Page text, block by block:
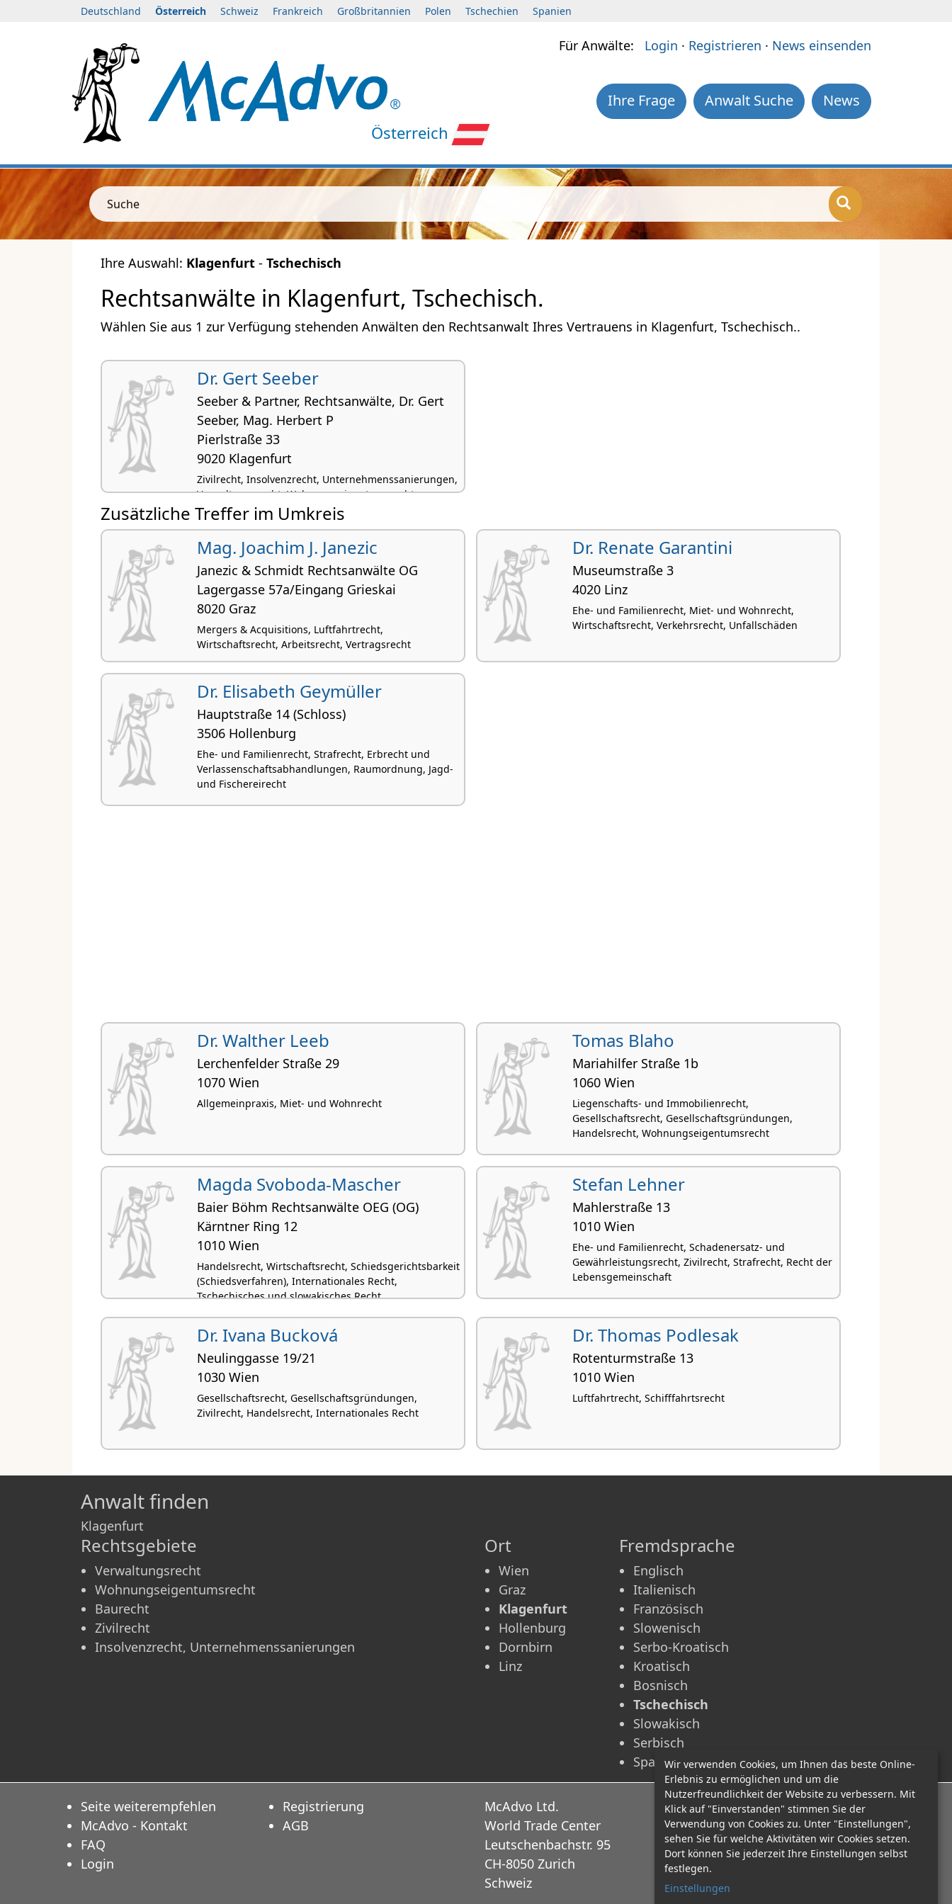
Deutschland Österreich Schweiz Frankreich Großbritannien Polen Tschechien Spanien
Österreich
Für Anwälte: Login · Registrieren · News einsenden
News
Anwalt Suche
Ihre Frage
Suche
Ihre Auswahl: Klagenfurt - Tschechisch
Rechtsanwälte in Klagenfurt, Tschechisch.
Wählen Sie aus 1 zur Verfügung stehenden Anwälten den Rechtsanwalt Ihres Vertrauens in Klagenfurt, Tschechisch..
Dr. Gert Seeber
Seeber & Partner, Rechtsanwälte, Dr. Gert
Seeber, Mag. Herbert P
Pierlstraße 33
9020 Klagenfurt
Zivilrecht, Insolvenzrecht, Unternehmenssanierungen,
Verwaltungsrecht, Wohnungseigentumsrecht
Zusätzliche Treffer im Umkreis
Mag. Joachim J. Janezic
Janezic & Schmidt Rechtsanwälte OG
Lagergasse 57a/Eingang Grieskai
8020 Graz
Mergers & Acquisitions, Luftfahrtrecht,
Wirtschaftsrecht, Arbeitsrecht, Vertragsrecht
Dr. Renate Garantini
Museumstraße 3
4020 Linz
Ehe- und Familienrecht, Miet- und Wohnrecht,
Wirtschaftsrecht, Verkehrsrecht, Unfallschäden
Dr. Elisabeth Geymüller
Hauptstraße 14 (Schloss)
3506 Hollenburg
Ehe- und Familienrecht, Strafrecht, Erbrecht und
Verlassenschaftsabhandlungen, Raumordnung, Jagd-
und Fischereirecht
Dr. Walther Leeb
Lerchenfelder Straße 29
1070 Wien
Allgemeinpraxis, Miet- und Wohnrecht
Tomas Blaho
Mariahilfer Straße 1b
1060 Wien
Liegenschafts- und Immobilienrecht,
Gesellschaftsrecht, Gesellschaftsgründungen,
Handelsrecht, Wohnungseigentumsrecht
Magda Svoboda-Mascher
Baier Böhm Rechtsanwälte OEG (OG)
Kärntner Ring 12
1010 Wien
Handelsrecht, Wirtschaftsrecht, Schiedsgerichtsbarkeit
(Schiedsverfahren), Internationales Recht,
Tschechisches und slowakisches Recht
Stefan Lehner
Mahlerstraße 13
1010 Wien
Ehe- und Familienrecht, Schadenersatz- und
Gewährleistungsrecht, Zivilrecht, Strafrecht, Recht der
Lebensgemeinschaft
Dr. Ivana Bucková
Neulinggasse 19/21
1030 Wien
Gesellschaftsrecht, Gesellschaftsgründungen,
Zivilrecht, Handelsrecht, Internationales Recht
Dr. Thomas Podlesak
Rotenturmstraße 13
1010 Wien
Luftfahrtrecht, Schifffahrtsrecht
Anwalt finden
Klagenfurt
Rechtsgebiete
Verwaltungsrecht
Wohnungseigentumsrecht
Baurecht
Zivilrecht
Insolvenzrecht, Unternehmenssanierungen
Ort
Wien
Graz
Klagenfurt
Hollenburg
Dornbirn
Linz
Fremdsprache
Englisch
Italienisch
Französisch
Slowenisch
Serbo-Kroatisch
Kroatisch
Bosnisch
Tschechisch
Slowakisch
Serbisch
Spanisch
Seite weiterempfehlen
McAdvo - Kontakt
FAQ
Login
Registrierung
AGB
McAdvo Ltd.
World Trade Center
Leutschenbachstr. 95
CH-8050 Zurich
Schweiz
E-Mail: office@mcadvo.com
Wir verwenden Cookies, um Ihnen das beste Online-
Erlebnis zu ermöglichen und um die
Nutzerfreundlichkeit der Website zu verbessern. Mit
Klick auf "Einverstanden" stimmen Sie der
Verwendung von Cookies zu. Unter "Einstellungen",
sehen Sie für welche Aktivitäten wir Cookies setzen.
Dort können Sie jederzeit Ihre Einstellungen selbst
festlegen.
Einstellungen